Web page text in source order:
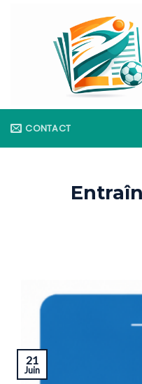
CONTACT
21
Juin